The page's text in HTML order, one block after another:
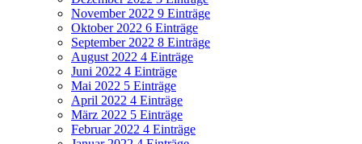
November 2022 9 Einträge
Oktober 2022 6 Einträge
September 2022 8 Einträge
August 2022 4 Einträge
Juni 2022 4 Einträge
Mai 2022 5 Einträge
April 2022 4 Einträge
März 2022 5 Einträge
Februar 2022 4 Einträge